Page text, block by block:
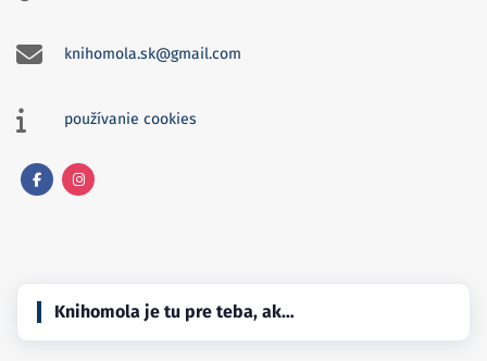
knihomola.sk@gmail.com
používanie cookies
Knihomola je tu pre teba, ak…